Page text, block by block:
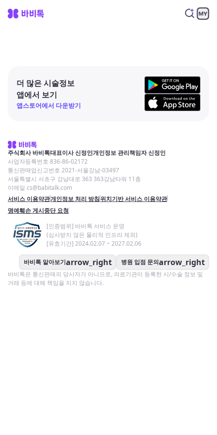
더 많은 시술정보
앱에서 보기
앱스토어에서 다운받기
주식회사 바비톡대표이사 신정인개인정보 관리책임자 신정인
사업자등록번호 836-86-02172
통신판매업신고번호 2021-서울강남-03497
서울특별시 서초구 강남대로 363 363강남타워 11층
이메일 cs@babitalk.com
서비스 이용약관개인정보 처리 방침위치기반 서비스 이용약관
명예훼손 게시중단 요청
[인증범위] 바비톡 서비스 운영
(심사받지 않은 물리적 인프라 제외)
[유효기간] 2024.02.07 ~ 2027.02.06
바비톡 알아보기arrow_right 병원 입점 문의arrow_right
바비톡은 통신판매의 당사자가 아니므로, 의료기관이 등록한 시/수술 정보 및
거래 등에 대해 책임을 지지 않습니다.